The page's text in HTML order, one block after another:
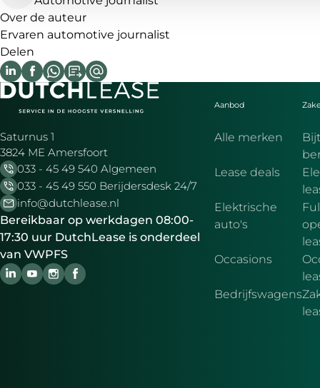
Over de auteur
Ervaren automotive journalist
Delen
Saturnus 1
3824 ME Amersfoort
033 - 45 49 540 Algemeen
033 - 45 49 550 Berijdersdesk 24/7
info@dutchlease.nl
Bereikbaar op werkdagen 08:00-
17:30 uur DutchLease is onderdeel
van VWPFS
Aanbod
Alle merken
Lease deals
Elektrische
auto's
Occasions
Bedrijfswagens